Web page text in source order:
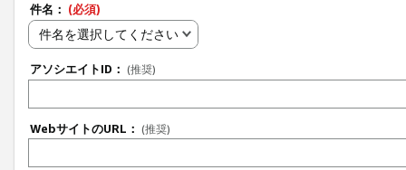
件名： (必須)
件名を選択してください
アソシエイトID： (推奨)
WebサイトのURL： (推奨)